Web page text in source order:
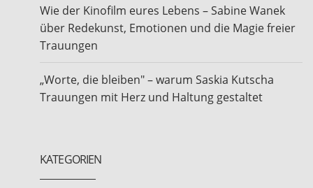
Wie der Kinofilm eures Lebens – Sabine Wanek
über Redekunst, Emotionen und die Magie freier
Trauungen
„Worte, die bleiben" – warum Saskia Kutscha
Trauungen mit Herz und Haltung gestaltet
KATEGORIEN